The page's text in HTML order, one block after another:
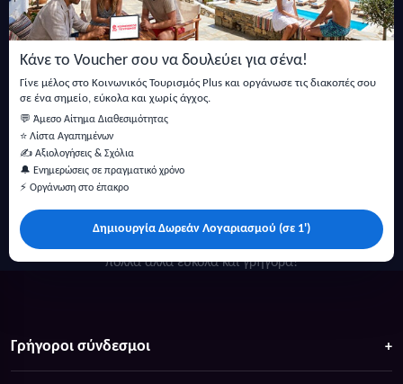
Κάνε το Voucher σου να δουλεύει για σένα!
Γίνε μέλος στο Κοινωνικός Τουρισμός Plus και οργάνωσε τις διακοπές σου
σε ένα σημείο, εύκολα και χωρίς άγχος.
💬 Άμεσο Αίτημα Διαθεσιμότητας
⭐ Λίστα Αγαπημένων
✍️ Αξιολογήσεις & Σχόλια
🔔 Ενημερώσεις σε πραγματικό χρόνο
⚡ Οργάνωση στο έπακρο
Δημιουργία Δωρεάν Λογαριασμού (σε 1')
Μείνετε ενημερωμένοι με τις τελευταίες ειδήσεις, ανακοινώσεις
και άρθρα.
πολλά άλλα ευκολα και γρήγορα!
Γρήγοροι σύνδεσμοι